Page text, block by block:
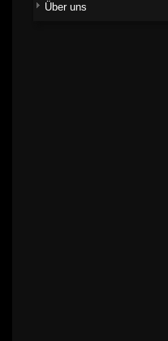
Über uns